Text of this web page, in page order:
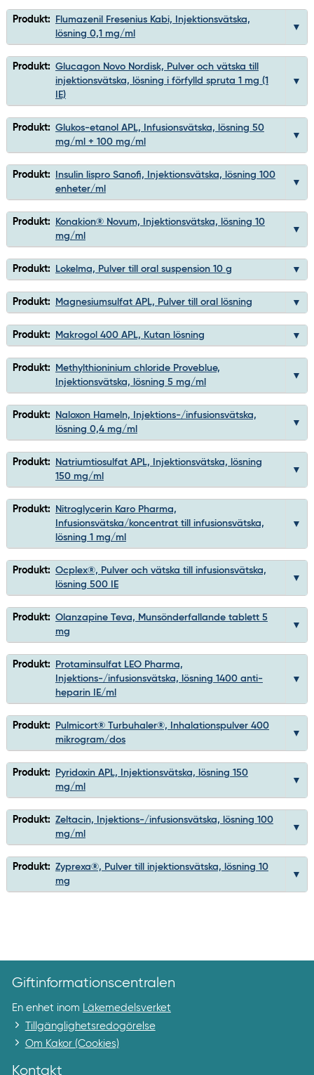
Produkt:
Flumazenil Fresenius Kabi, Injektionsvätska,
lösning 0,1 mg/ml
Produkt: Glucagon Novo Nordisk, Pulver och vätska till
injektionsvätska, lösning i förfylld spruta 1 mg (1
IE)
Produkt: Glukos-etanol APL, Infusionsvätska, lösning 50
mg/ml + 100 mg/ml
Produkt:
Insulin lispro Sanofi, Injektionsvätska, lösning 100
enheter/ml
Produkt:
Konakion® Novum, Injektionsvätska, lösning 10
mg/ml
Produkt: Lokelma, Pulver till oral suspension 10 g
Produkt: Magnesiumsulfat APL, Pulver till oral lösning
Produkt: Makrogol 400 APL, Kutan lösning
Produkt:
Methylthioninium chloride Proveblue,
Injektionsvätska, lösning 5 mg/ml
Produkt:
Naloxon Hameln, Injektions-/infusionsvätska,
lösning 0,4 mg/ml
Produkt:
Natriumtiosulfat APL, Injektionsvätska, lösning
150 mg/ml
Produkt:
Nitroglycerin Karo Pharma,
Infusionsvätska/koncentrat till infusionsvätska,
lösning 1 mg/ml
Produkt: Ocplex®, Pulver och vätska till infusionsvätska,
lösning 500 IE
Produkt: Olanzapine Teva, Munsönderfallande tablett 5
mg
Produkt:
Protaminsulfat LEO Pharma,
Injektions-/infusionsvätska, lösning 1400 anti-
heparin IE/ml
Produkt:
Pulmicort® Turbuhaler®, Inhalationspulver 400
mikrogram/dos
Produkt:
Pyridoxin APL, Injektionsvätska, lösning 150
mg/ml
Produkt: Zeltacin, Injektions-/infusionsvätska, lösning 100
mg/ml
Produkt: Zyprexa®, Pulver till injektionsvätska, lösning 10
mg
Giftinformationscentralen
En enhet inom Läkemedelsverket
Tillgänglighetsredogörelse
Om Kakor (Cookies)
Kontakt